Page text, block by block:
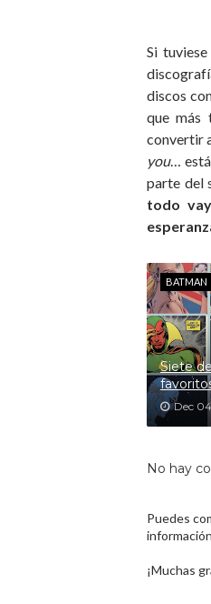
Si
discos
que más
convertir
you…
parte del
todo
BATMAN
Siete
Dec
No hay
Puedes
¡Muchas